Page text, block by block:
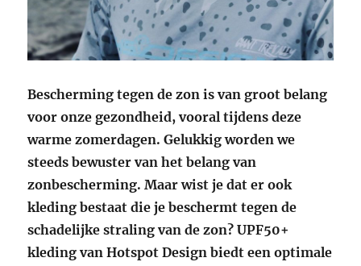
Bescherming tegen de zon is van groot belang
voor onze gezondheid, vooral tijdens deze
warme zomerdagen. Gelukkig worden we
steeds bewuster van het belang van
zonbescherming. Maar wist je dat er ook
kleding bestaat die je beschermt tegen de
schadelijke straling van de zon? UPF50+
kleding van Hotspot Design biedt een optimale